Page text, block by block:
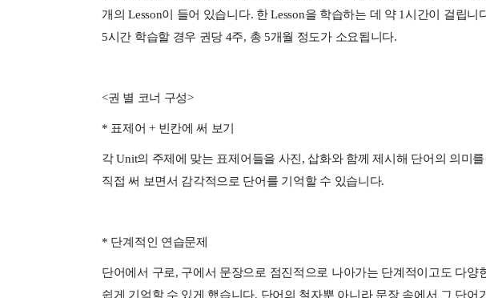
개의 Lesson이 들어 있습니다. 한 Lesson을 학습하는 데 약 1시간이 걸립니
5시간 학습할 경우 권당 4주, 총 5개월 정도가 소요됩니다.
<권 별 코너 구성>
* 표제어 + 빈칸에 써 보기
각 Unit의 주제에 맞는 표제어들을 사진, 삽화와 함께 제시해 단어의 의미
직접 써 보면서 감각적으로 단어를 기억할 수 있습니다.
* 단계적인 연습문제
단어에서 구로, 구에서 문장으로 점진적으로 나아가는 단계적이고도 다양
쉽게 기억할 수 있게 했습니다. 단어의 철자뿐 아니라 문장 속에서 그 단어